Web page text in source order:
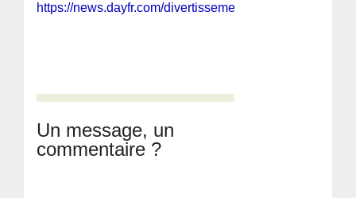
https://news.dayfr.com/divertissement/divertissement/
Un message, un
commentaire ?